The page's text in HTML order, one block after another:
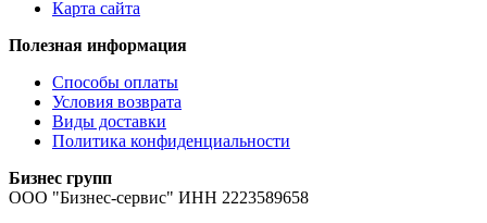
Карта сайта
Полезная информация
Способы оплаты
Условия возврата
Виды доставки
Политика конфиденциальности
Бизнес групп
ООО "Бизнес-сервис" ИНН 2223589658